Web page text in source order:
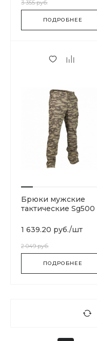
3 355 руб.
ПОДРОБНЕЕ
Брюки мужские
тактические Sg500
Cloud Blue Jay Basics
1 639.20 руб./шт
2 049 руб.
ПОДРОБНЕЕ